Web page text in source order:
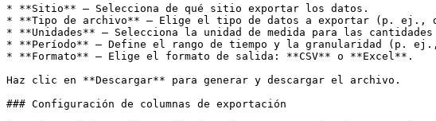
* **Sitio** — Selecciona de qué sitio exportar los datos.
* **Tipo de archivo** — Elige el tipo de datos a exportar (p. ej.,
* **Unidades** — Selecciona la unidad de medida para las
* **Período** — Define el rango de tiempo y la granularidad (p. ej.,
* **Formato** — Elige el formato de salida: **CSV** o **Excel**.
Haz clic en **Descargar** para generar y descargar el archivo.
### Configuración de columnas de exportación